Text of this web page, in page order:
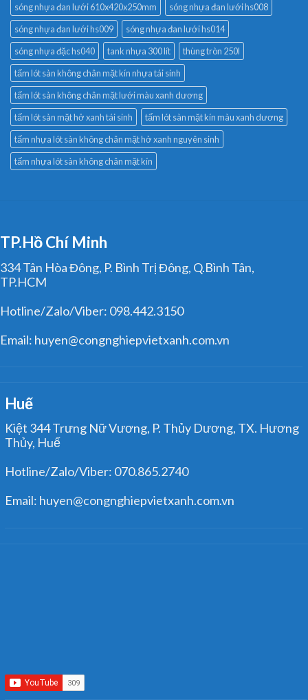
sóng nhựa đan lưới 610x420x250mm
sóng nhựa đan lưới hs008
sóng nhựa đan lưới hs009
sóng nhựa đan lưới hs014
sóng nhựa đặc hs040
tank nhựa 300 lít
thùng tròn 250l
tấm lót sàn không chân mặt kín nhựa tái sinh
tấm lót sàn không chân mặt lưới màu xanh dương
tấm lót sàn mặt hở xanh tái sinh
tấm lót sàn mặt kín màu xanh dương
tấm nhựa lót sàn không chân mặt hở xanh nguyên sinh
tấm nhựa lót sàn không chân mặt kín
TP.Hồ Chí Minh
334 Tân Hòa Đông, P. Bình Trị Đông, Q.Bình Tân,
TP.HCM
Hotline/Zalo/Viber: 098.442.3150
Email: huyen@congnghiepvietxanh.com.vn
Huế
Kiệt 344 Trưng Nữ Vương, P. Thủy Dương, TX. Hương
Thủy, Huế
Hotline/Zalo/Viber: 070.865.2740
Email: huyen@congnghiepvietxanh.com.vn